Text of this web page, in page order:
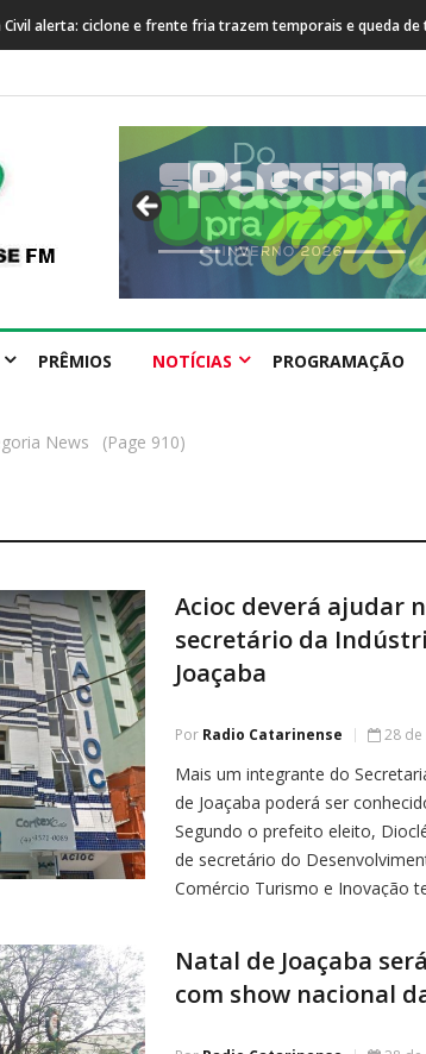
de Capinzal se manifesta após prisão de farmacêutico
PRÊMIOS NOTÍCIAS PROGRAMAÇÃO
News (Page 910)
Acioc deverá ajudar
secretário da
Joaçaba
Por Radio Catarinense 28
Mais um integrante do
de Joaçaba poderá ser
Segundo o prefeito eleito,
de secretário do
Comércio Turismo e Inovação
Natal de Joaçaba
com show nacional